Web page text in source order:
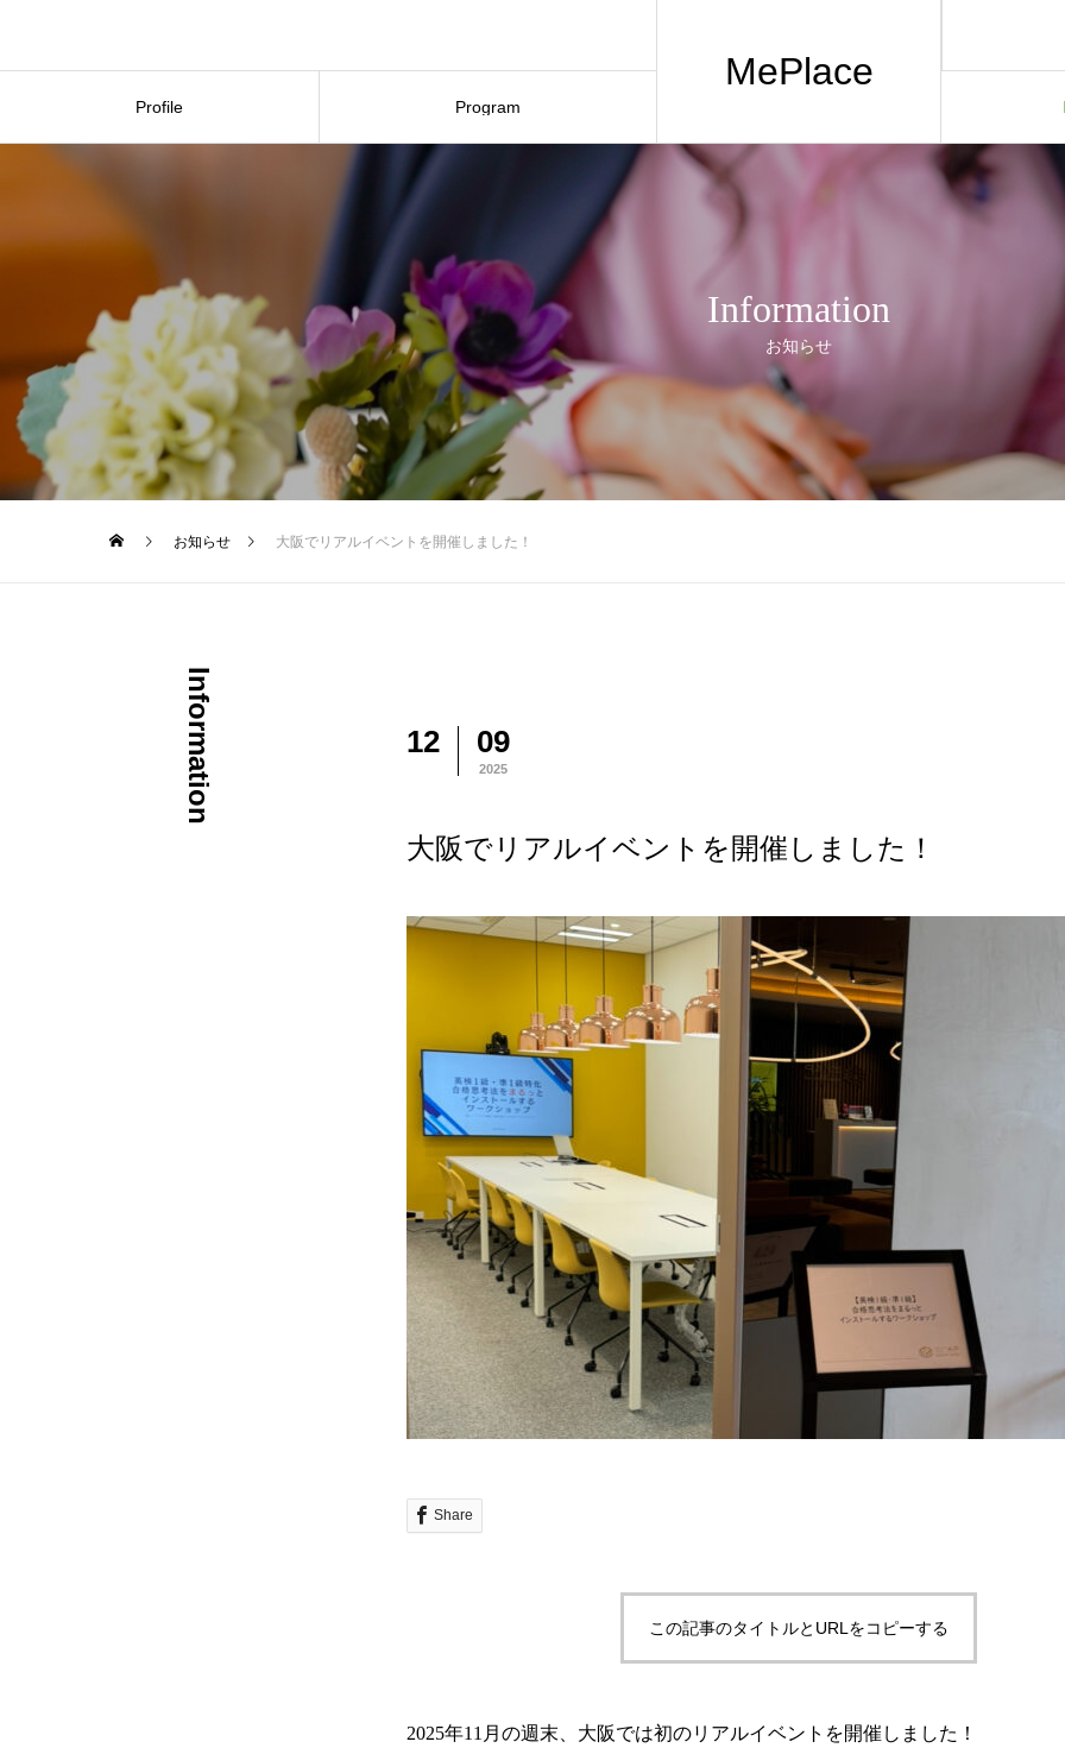
MePlace
Profile Program
Information
お知らせ
お知らせ 大阪でリアルイベントを開催しました！
Information 12 09
2025
大阪でリアルイベントを開催しました！
Share
この記事のタイトルとURLをコピーする
2025年11月の週末、大阪では初のリアルイベントを開催しました！